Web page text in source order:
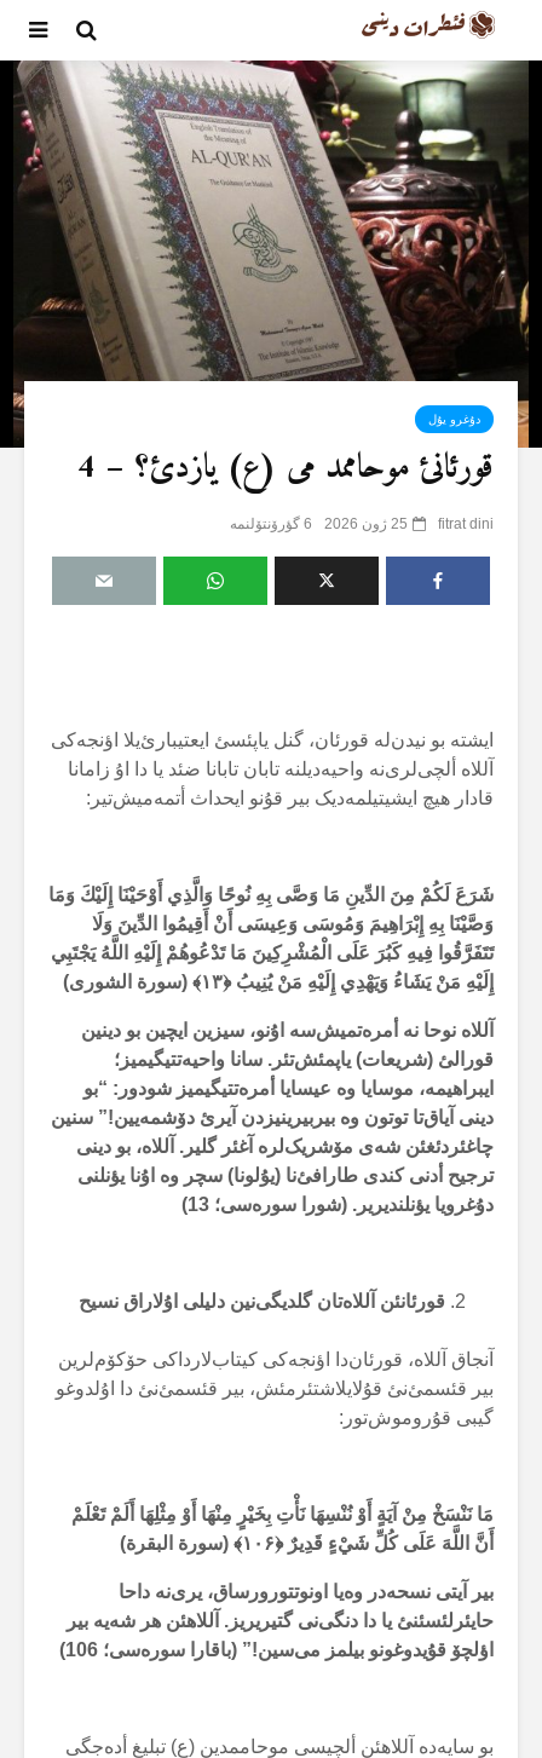
دۇغرو یۇل
قورئانئ موحاممد می (ع) یازدئ؟ – 4
fitrat dini 25 ژون 2026 6 گؤرۆنتۆلنمە
ایشتە بو نیدن‌لە قورئان، گنل یاپئسئ ایعتیبارئ‌یلا اؤنجەکی
آللاە ألچی‌لری‌نە واحیەدیلنە تابان تابانا ضئد یا دا اۇ زامانا
قادار هیچ ایشیتیلمەدیک بیر قۇنو ایحداث أتمەمیش‌تیر:
شَرَعَ لَكُمْ مِنَ الدِّينِ مَا وَصَّى بِهِ نُوحًا وَالَّذِي أَوْحَيْنَا إِلَيْكَ وَمَا
وَصَّيْنَا بِهِ إِبْرَاهِيمَ وَمُوسَى وَعِيسَى أَنْ أَقِيمُوا الدِّينَ وَلَا
تَتَفَرَّقُوا فِيهِ كَبُرَ عَلَى الْمُشْرِكِينَ مَا تَدْعُوهُمْ إِلَيْهِ اللَّهُ يَجْتَبِي
إِلَيْهِ مَنْ يَشَاءُ وَيَهْدِي إِلَيْهِ مَنْ يُنِيبُ ﴿۱۳﴾ (سورة الشوری)
آللاە نوحا نە أمرەتمیش‌سە اۇنو، سیزین ایچین بو دینین
قورالئ (شریعات) یاپمئش‌تئر. سانا واحیەتتیگیمیز؛
ایبراهیمە، موسایا وە عیسایا أمرەتتیگیمیز شودور: “بو
دینی آیاق‌تا توتون وە بیربیرینیزدن آیرئ دۆشمەیین!” سنین
چاغئردئغئن شەی مۆشریک‌لرە آغئر گلیر. آللاە، بو دینی
ترجیح أدنی کندی طارافئ‌نا (یۇلونا) سچر وە اۇنا یؤنلنی
دۇغرویا یؤنلندیریر. (شورا سورەسی؛ 13
)
قورئانئن آللاەتان گلدیگی‌نین دلیلی اۇلاراق نسیح
آنجاق آللاە، قورئان‌دا اؤنجەکی کیتاب‌لارداکی حۆکۆم‌لرین
بیر قئسمئ‌نئ قۇلایلاشتئرمئش، بیر قئسمئ‌نئ دا اۇلدوغو
گیبی قۇروموش‌تور:
مَا نَنْسَخْ مِنْ آيَةٍ أَوْ نُنْسِهَا نَأْتِ بِخَيْرٍ مِنْهَا أَوْ مِثْلِهَا أَلَمْ تَعْلَمْ
أَنَّ اللَّهَ عَلَى كُلِّ شَيْءٍ قَدِيرٌ ﴿۱۰۶﴾ (سورة البقرة)
بیر آیتی نسحەدر وەیا اونوتتورورساق، یری‌نە داحا
حایئرلئسئنئ یا دا دنگی‌نی گتیریریز. آللاهئن هر شەیە بیر
اؤلچۆ قۇیدوغونو بیلمز می‌سین!” (باقارا سورەسی؛ 106
)
بو سایەدە آللاهئن ألچیسی موحاممدین (ع) تبلیغ أدەجگی